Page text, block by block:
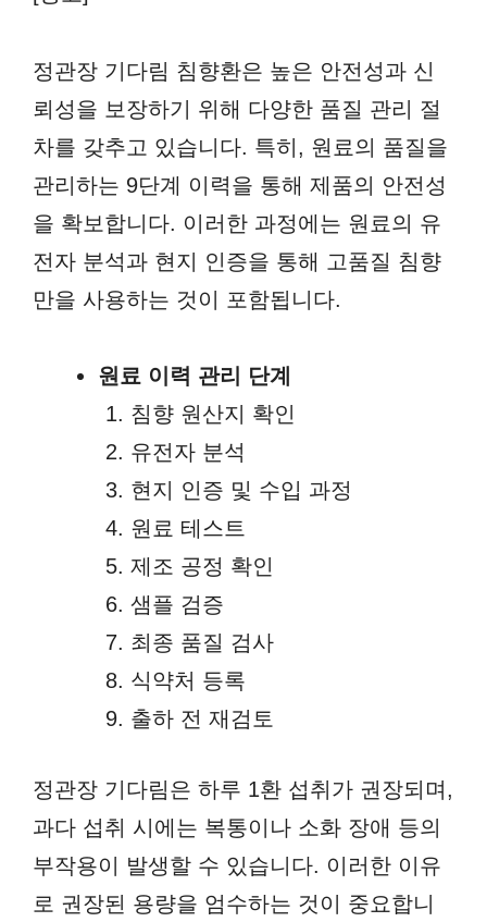
정관장 기다림 침향환은 높은 안전성과 신
뢰성을 보장하기 위해 다양한 품질 관리 절
차를 갖추고 있습니다. 특히, 원료의 품질을
관리하는 9단계 이력을 통해 제품의 안전성
을 확보합니다. 이러한 과정에는 원료의 유
전자 분석과 현지 인증을 통해 고품질 침향
만을 사용하는 것이 포함됩니다.
원료 이력 관리 단계
침향 원산지 확인
유전자 분석
현지 인증 및 수입 과정
원료 테스트
제조 공정 확인
샘플 검증
최종 품질 검사
식약처 등록
출하 전 재검토
정관장 기다림은 하루 1환 섭취가 권장되며,
과다 섭취 시에는 복통이나 소화 장애 등의
부작용이 발생할 수 있습니다. 이러한 이유
로 권장된 용량을 엄수하는 것이 중요합니